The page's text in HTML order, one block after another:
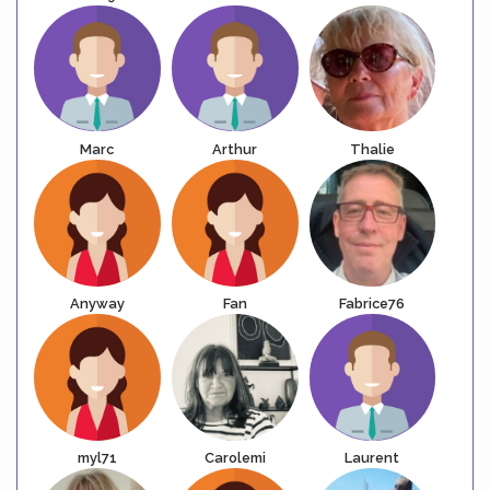
Marc Arthur Thalie
Anyway Fan Fabrice76
myl71 Carolemi Laurent